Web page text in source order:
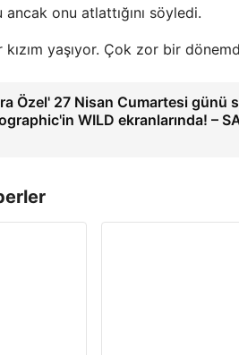
onu atlattığını söyledi.
kızım yaşıyor. Çok zor bir
Özel' 27 Nisan Cumartesi günü
WILD ekranlarında! –